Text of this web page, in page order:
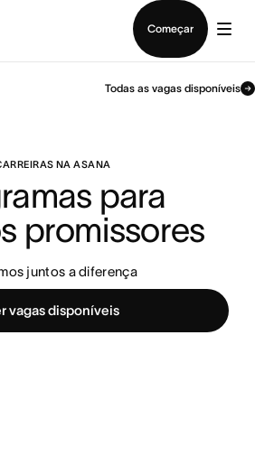
Começar
Todas as vagas disponíveis
NA ASANA
para
promissores
juntos a diferença
vagas disponíveis